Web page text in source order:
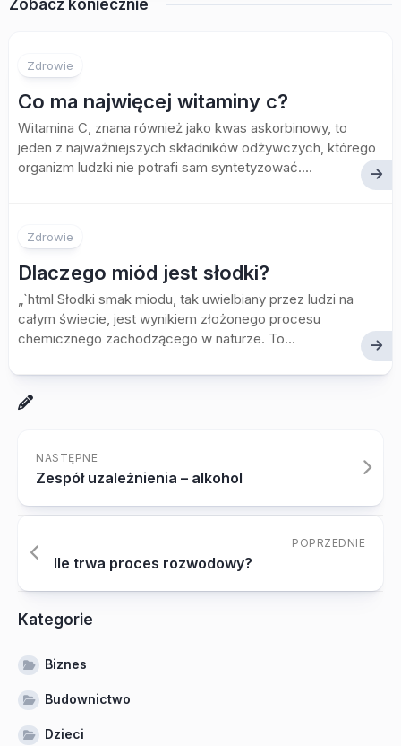
Zobacz koniecznie
Zdrowie
Co ma najwięcej witaminy c?
Witamina C, znana również jako kwas askorbinowy, to
jeden z najważniejszych składników odżywczych, którego
organizm ludzki nie potrafi sam syntetyzować....
Zdrowie
Dlaczego miód jest słodki?
„`html Słodki smak miodu, tak uwielbiany przez ludzi na
całym świecie, jest wynikiem złożonego procesu
chemicznego zachodzącego w naturze. To...
NASTĘPNE
Zespół uzależnienia – alkohol
POPRZEDNIE
Ile trwa proces rozwodowy?
Kategorie
Biznes
Budownictwo
Dzieci